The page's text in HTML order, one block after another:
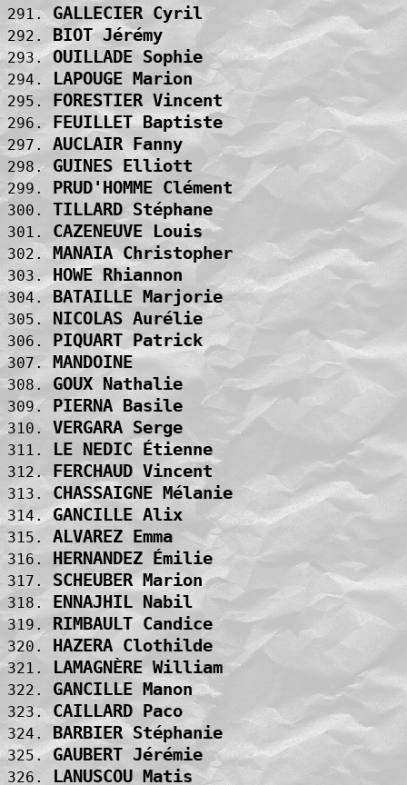
291. GALLECIER Cyril
292. BIOT Jérémy
293. OUILLADE Sophie
294. LAPOUGE Marion
295. FORESTIER Vincent
296. FEUILLET Baptiste
297. AUCLAIR Fanny
298. GUINES Elliott
299. PRUD'HOMME Clément
300. TILLARD Stéphane
301. CAZENEUVE Louis
302. MANAIA Christopher
303. HOWE Rhiannon
304. BATAILLE Marjorie
305. NICOLAS Aurélie
306. PIQUART Patrick
307. MANDOINE
308. GOUX Nathalie
309. PIERNA Basile
310. VERGARA Serge
311. LE NEDIC Étienne
312. FERCHAUD Vincent
313. CHASSAIGNE Mélanie
314. GANCILLE Alix
315. ALVAREZ Emma
316. HERNANDEZ Émilie
317. SCHEUBER Marion
318. ENNAJHIL Nabil
319. RIMBAULT Candice
320. HAZERA Clothilde
321. LAMAGNÈRE William
322. GANCILLE Manon
323. CAILLARD Paco
324. BARBIER Stéphanie
325. GAUBERT Jérémie
326. LANUSCOU Matis